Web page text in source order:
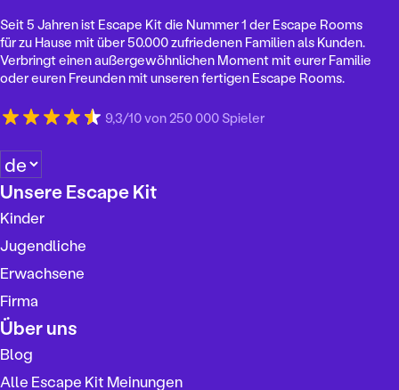
Seit 5 Jahren ist Escape Kit die Nummer 1 der Escape Rooms
für zu Hause mit über 50.000 zufriedenen Familien als Kunden.
Verbringt einen außergewöhnlichen Moment mit eurer Familie
oder euren Freunden mit unseren fertigen Escape Rooms.
9,3/10 von 250 000 Spieler
S
p
r
a
c
e
a
u
w
ä
Unsere Escape Kit
Kinder
Jugendliche
Erwachsene
Firma
Über uns
Blog
Alle Escape Kit Meinungen